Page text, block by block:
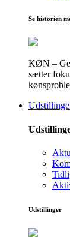
Se historien
KØN –
sætter
Udstillinger